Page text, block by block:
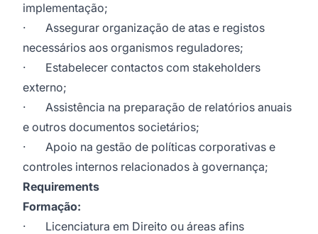
implementação;
· Assegurar organização de atas e registos
necessários aos organismos reguladores;
· Estabelecer contactos com stakeholders
externo;
· Assistência na preparação de relatórios anuais
e outros documentos societários;
· Apoio na gestão de políticas corporativas e
controles internos relacionados à governança;
Requirements
Formação:
· Licenciatura em Direito ou áreas afins